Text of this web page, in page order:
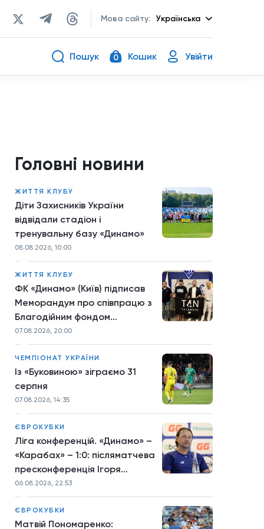
Мова сайту: Українська
Пошук 0 Кошик Увійти
Головні новини
ЖИТТЯ КЛУБУ
Діти Захисників України
відвідали стадіон і
тренувальну базу «Динамо»
08.08.2026, 10:00
ЖИТТЯ КЛУБУ
ФК «Динамо» (Київ) підписав
Меморандум про співпрацю з
Благодійним фондом
TYTANOVI
07.08.2026, 20:00
ЧЕМПІОНАТ УКРАЇНИ
Із «Буковиною» зіграємо 31
серпня
07.08.2026, 14:35
ЄВРОКУБКИ
Ліга конференцій. «Динамо» –
«Карабах» – 1:0: післяматчева
пресконференція Ігоря
Костюка
06.08.2026, 22:53
ЄВРОКУБКИ
Матвій Пономаренко: